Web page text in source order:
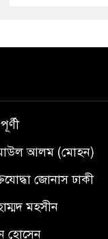
আলম (মোহন)
জোনাস ঢাকী
মহসীন
হোসেন